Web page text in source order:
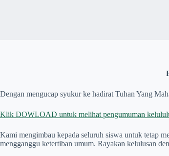
Dengan mengucap syukur ke hadirat Tuhan Yang
Klik DOWLOAD untuk melihat pengumuman
Kami mengimbau kepada seluruh siswa untuk tetap
mengganggu ketertiban umum. Rayakan kelulusan